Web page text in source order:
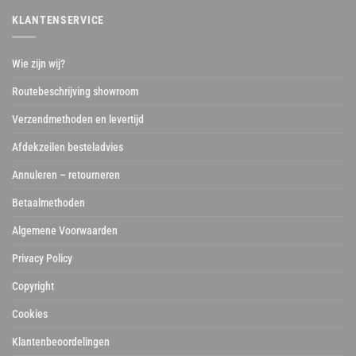
KLANTENSERVICE
Wie zijn wij?
Routebeschrijving showroom
Verzendmethoden en levertijd
Afdekzeilen besteladvies
Annuleren – retourneren
Betaalmethoden
Algemene Voorwaarden
Privacy Policy
Copyright
Cookies
Klantenbeoordelingen